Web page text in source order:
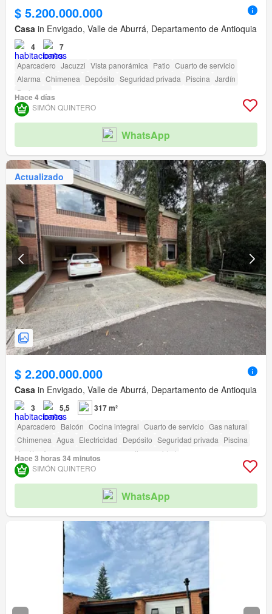
$ 5.200.000.000
Casa in Envigado, Valle de Aburrá, Departamento de Antioquia
4 7
Aparcadero Jacuzzi Vista panorámica Patio Cuarto de servicio
Alarma Chimenea Depósito Seguridad privada Piscina Jardín
Barbecue
Hace 4 días
SIMÓN QUINTERO
WhatsApp
Actualizado
$ 2.200.000.000
Casa in Envigado, Valle de Aburrá, Departamento de Antioquia
3 5,5 317 m²
Aparcadero Balcón Cocina integral Cuarto de servicio Gas natural
Chimenea Agua Electricidad Depósito Seguridad privada Piscina
Jardín
Acceso para personas con discapacidad
Hace 3 horas 34 minutos
SIMÓN QUINTERO
WhatsApp